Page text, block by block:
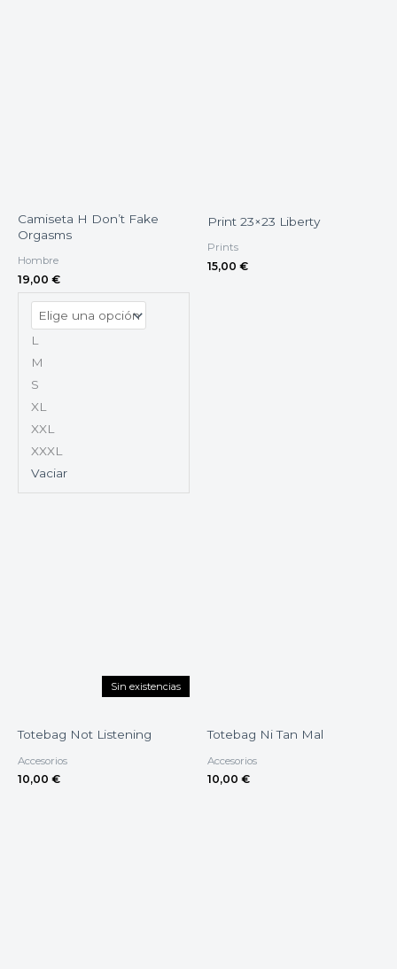
Camiseta H Don’t Fake
Orgasms
Hombre
19,00 €
L
M
S
XL
XXL
XXXL
Vaciar
Print 23×23 Liberty
Prints
15,00 €
Sin existencias
Totebag Not Listening
Accesorios
10,00 €
Totebag Ni Tan Mal
Accesorios
10,00 €